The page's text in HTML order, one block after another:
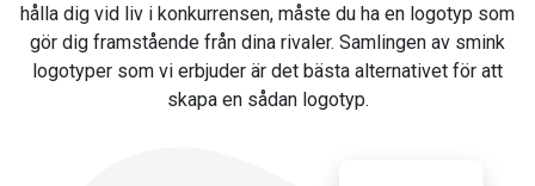
hålla dig vid liv i konkurrensen, måste du ha en logotyp som
gör dig framstående från dina rivaler. Samlingen av smink
logotyper som vi erbjuder är det bästa alternativet för att
skapa en sådan logotyp.